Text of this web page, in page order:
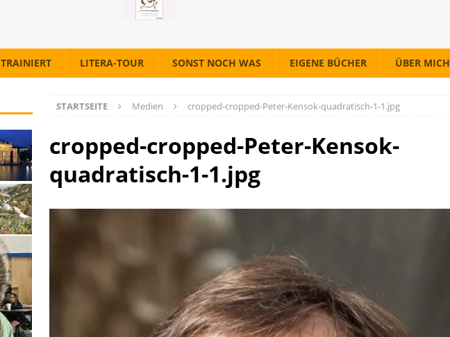
TRAINIERT LITERA-TOUR SONST NOCH WAS EIGENE BÜCHER ÜBER MICH
STARTSEITE Medien cropped-cropped-Peter-Kensok-quadratisch-1-1.jpg
cropped-cropped-Peter-Kensok-
quadratisch-1-1.jpg